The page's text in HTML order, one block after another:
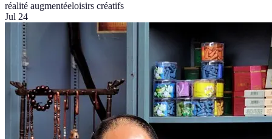
réalité augmentéeloisirs créatifs
Jul 24